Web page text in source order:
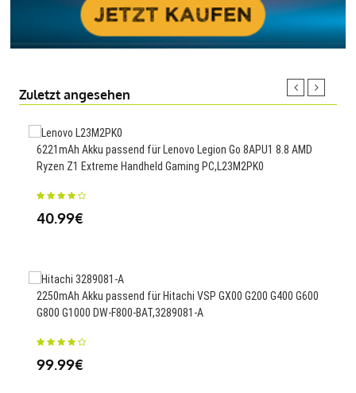
Zuletzt angesehen
6221mAh Akku passend für Lenovo Legion Go 8APU1 8.8 AMD
Ryzen Z1 Extreme Handheld Gaming PC,L23M2PK0
40.99€
2250mAh Akku passend für Hitachi VSP GX00 G200 G400 G600
G800 G1000 DW-F800-BAT,3289081-A
99.99€